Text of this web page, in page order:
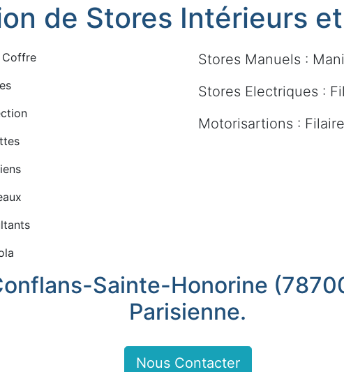
de Stores Intérieurs
Coffre
Stores Manuels :
Stores Electriques :
Motorisartions :
Sainte-Honorine
Parisienne.
Nous Contacter